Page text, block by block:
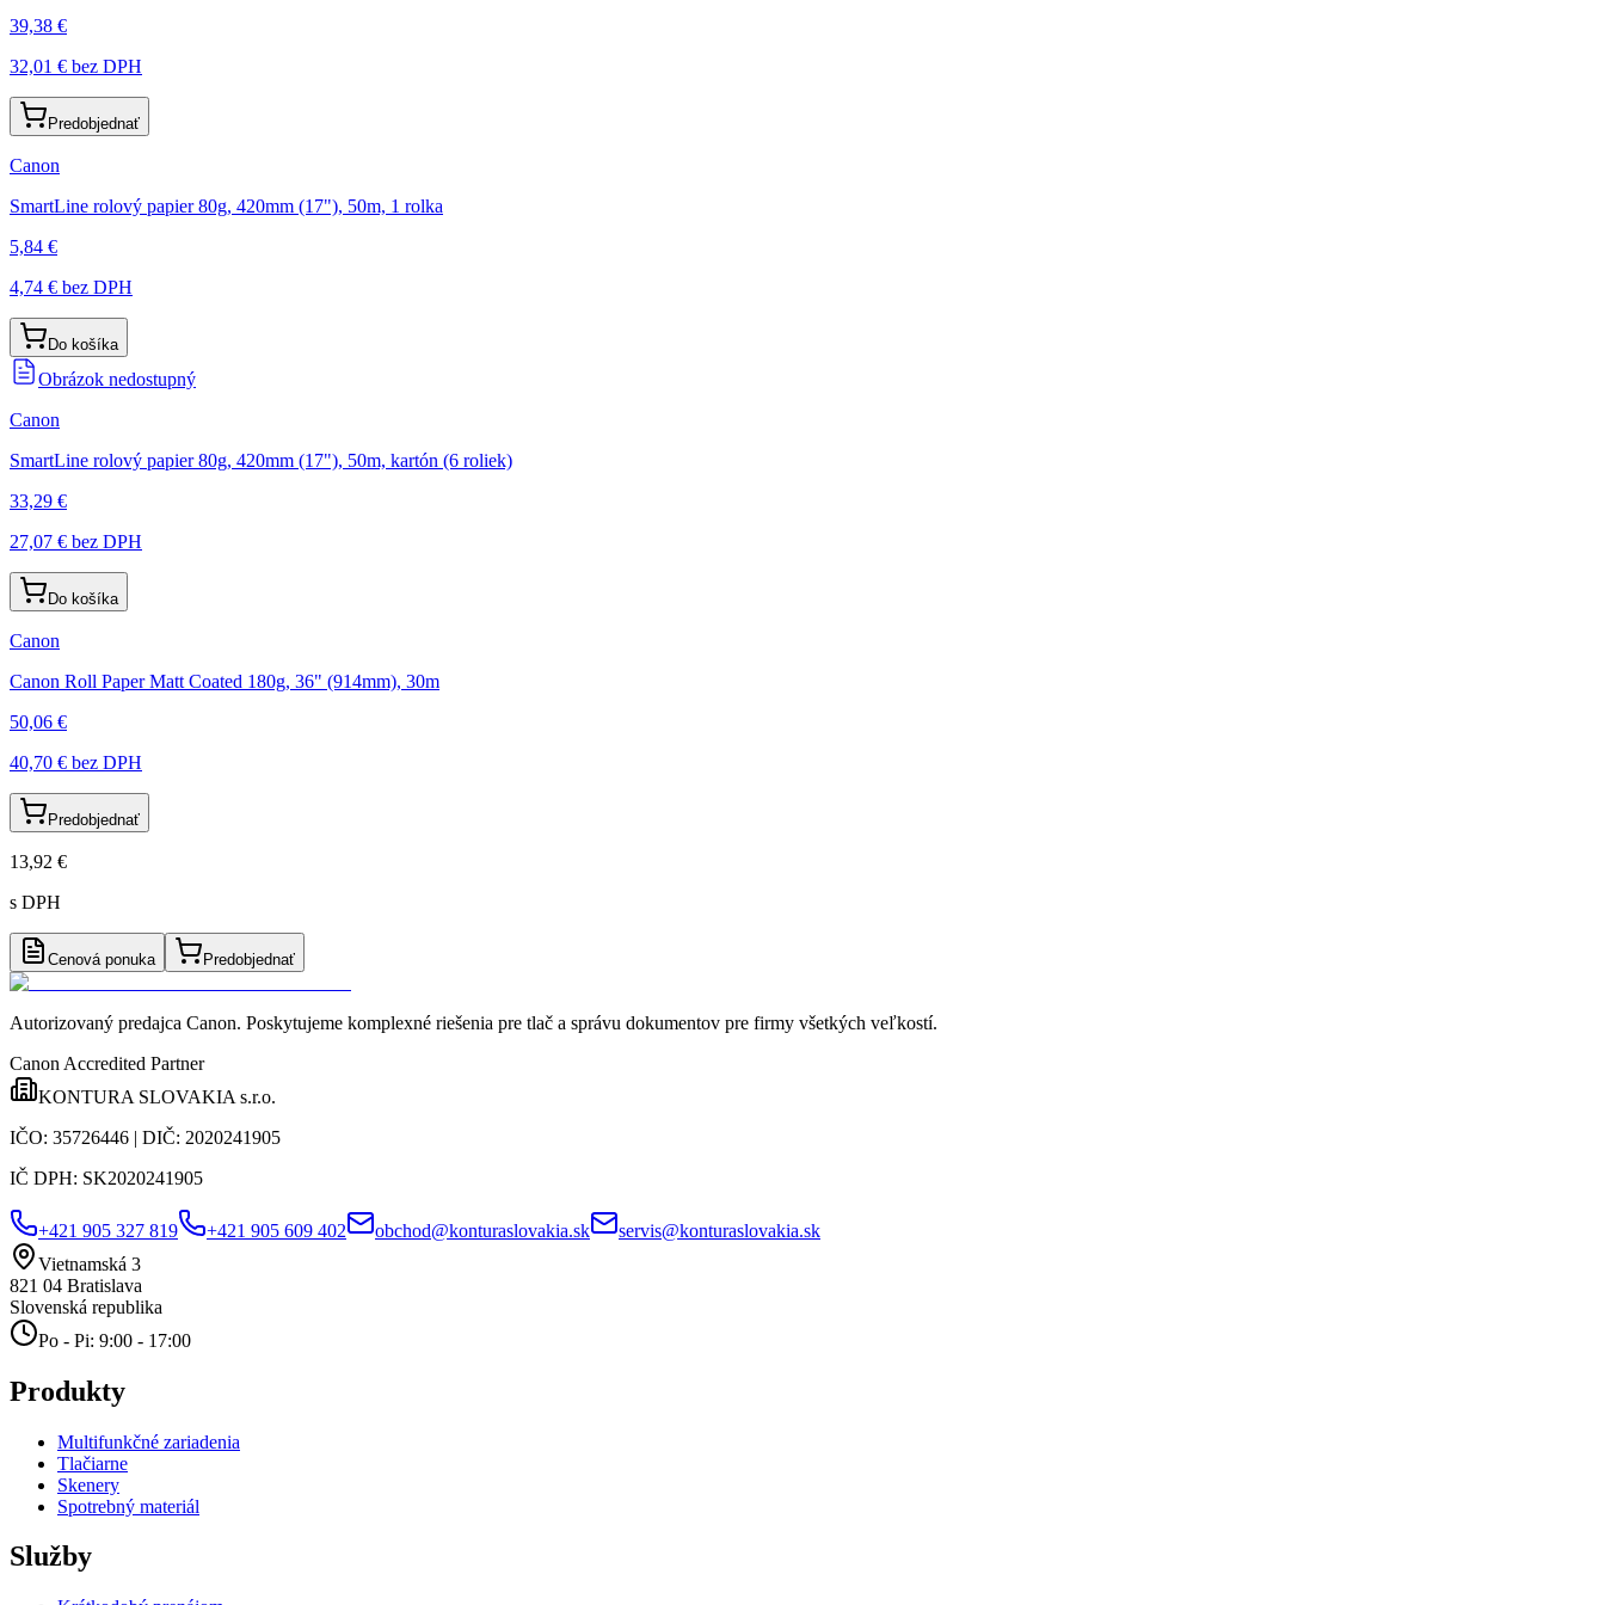
39,38 €
32,01 € bez DPH
Predobjednať
Canon
SmartLine rolový papier 80g, 420mm (17"), 50m, 1 rolka
5,84 €
4,74 € bez DPH
Do košíka
Obrázok nedostupný
Canon
SmartLine rolový papier 80g, 420mm (17"), 50m, kartón (6 roliek)
33,29 €
27,07 € bez DPH
Do košíka
Canon
Canon Roll Paper Matt Coated 180g, 36" (914mm), 30m
50,06 €
40,70 € bez DPH
Predobjednať
13,92 €
s DPH
Cenová ponuka Predobjednať
Autorizovaný predajca Canon. Poskytujeme komplexné riešenia pre tlač a správu dokumentov pre firmy všetkých veľkostí.
Canon Accredited Partner
KONTURA SLOVAKIA s.r.o.
IČO: 35726446 | DIČ: 2020241905
IČ DPH: SK2020241905
+421 905 327 819 +421 905 609 402 obchod@konturaslovakia.sk
servis@konturaslovakia.sk
Vietnamská 3
821 04 Bratislava
Slovenská republika
Po - Pi: 9:00 - 17:00
Produkty
Multifunkčné zariadenia
Tlačiarne
Skenery
Spotrebný materiál
Služby